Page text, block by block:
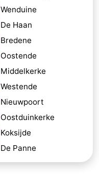
Wenduine
De Haan
Bredene
Oostende
Middelkerke
Westende
Nieuwpoort
Oostduinkerke
Koksijde
De Panne